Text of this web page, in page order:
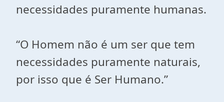
necessidades puramente humanas.
“O Homem não é um ser que tem
necessidades puramente naturais,
por isso que é Ser Humano.”